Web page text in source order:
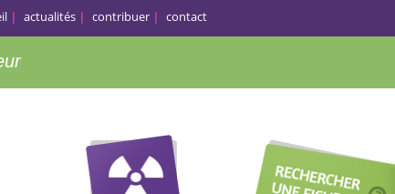
actualités contribuer contact